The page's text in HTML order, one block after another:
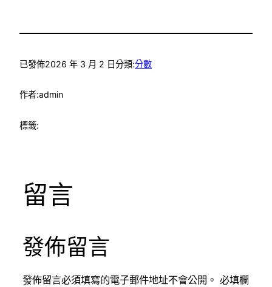
已發佈2026 年 3 月 2 日分類:分數
作者:admin
標籤:
留言
發佈留言
發佈留言必須填寫的電子郵件地址不會公開。 必填欄